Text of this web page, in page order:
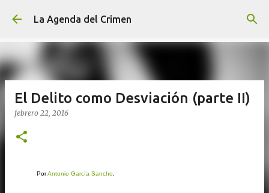
Ir al contenido principal
La Agenda del Crimen
El Delito como Desviación (parte II)
febrero 22, 2016
PorAntonio García Sancho